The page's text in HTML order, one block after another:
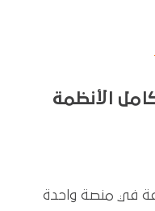
في منصة واحدة